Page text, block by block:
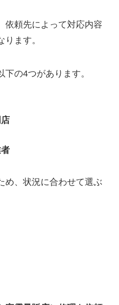
依頼先によって対応内容
ます。
の4つがあります。
め、状況に合わせて選ぶ